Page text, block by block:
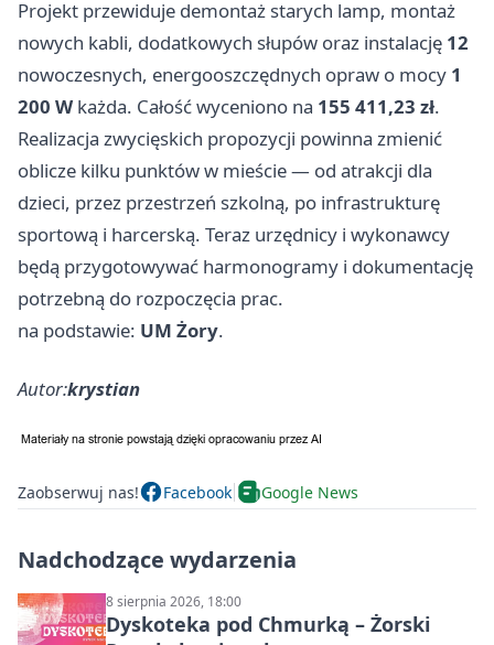
Projekt przewiduje demontaż starych lamp, montaż
nowych kabli, dodatkowych słupów oraz instalację 12
nowoczesnych, energooszczędnych opraw o mocy 1
200 W każda. Całość wyceniono na 155 411,23 zł.
Realizacja zwycięskich propozycji powinna zmienić
oblicze kilku punktów w mieście — od atrakcji dla
dzieci, przez przestrzeń szkolną, po infrastrukturę
sportową i harcerską. Teraz urzędnicy i wykonawcy
będą przygotowywać harmonogramy i dokumentację
potrzebną do rozpoczęcia prac.
na podstawie: UM Żory.
Autor:krystian
Zaobserwuj nas! Facebook Google News
Nadchodzące wydarzenia
8 sierpnia 2026, 18:00
Dyskoteka pod Chmurką – Żorski